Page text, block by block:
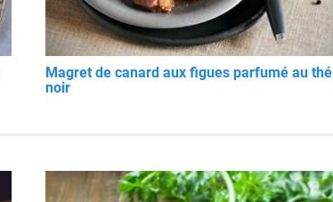
Magret de canard aux figues parfumé au thé
noir